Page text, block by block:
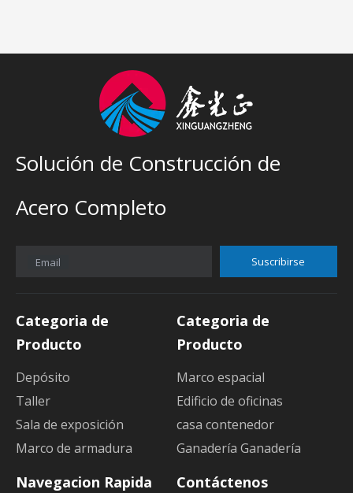
Solución de Construcción de
Acero Completo
Email Suscribirse
Categoria de
Producto
Depósito
Taller
Sala de exposición
Marco de armadura
Categoria de
Producto
Marco espacial
Edificio de oficinas
casa contenedor
Ganadería Ganadería
Navegacion Rapida Contáctenos